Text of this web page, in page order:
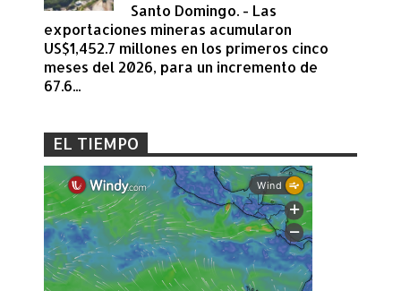
Santo Domingo. - Las
exportaciones mineras acumularon
US$1,452.7 millones en los primeros cinco
meses del 2026, para un incremento de
67.6...
EL TIEMPO